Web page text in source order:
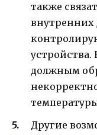
также
внутренних
устройства.
должным
Другие